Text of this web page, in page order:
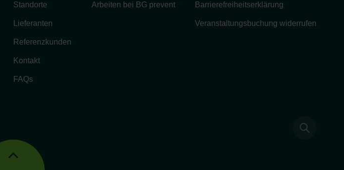
Standorte
Lieferanten
Referenzkunden
Kontakt
FAQs
Arbeiten bei BG prevent Barrierefreiheitserklärung
Veranstaltungsbuchung widerrufen